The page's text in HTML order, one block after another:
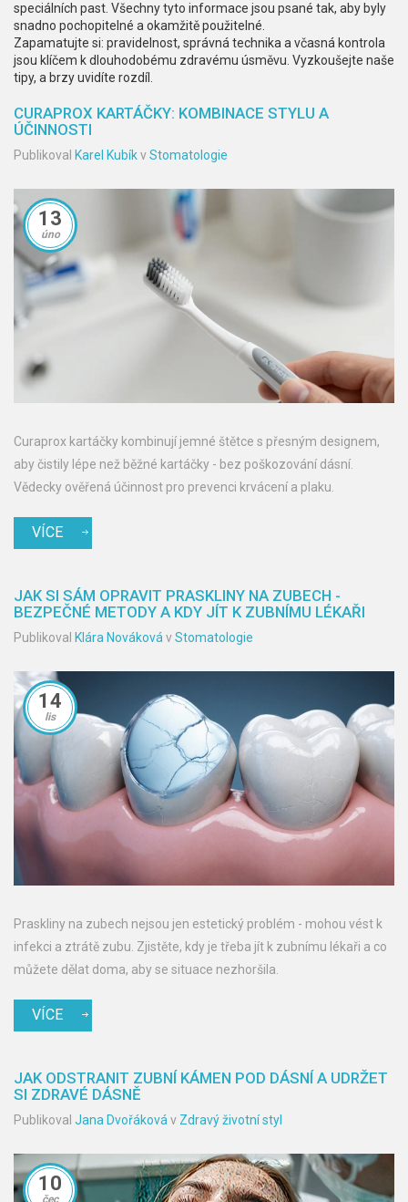
speciálních past. Všechny tyto informace jsou psané tak, aby byly
snadno pochopitelné a okamžitě použitelné.
Zapamatujte si: pravidelnost, správná technika a včasná kontrola
jsou klíčem k dlouhodobému zdravému úsměvu. Vyzkoušejte naše
tipy, a brzy uvidíte rozdíl.
CURAPROX KARTÁČKY: KOMBINACE STYLU A
ÚČINNOSTI
Publikoval Karel KubíkvStomatologie
13
úno
Curaprox kartáčky kombinují jemné štětce s přesným designem,
aby čistily lépe než běžné kartáčky - bez poškozování dásní.
Vědecky ověřená účinnost pro prevenci krvácení a plaku.
VÍCE
JAK SI SÁM OPRAVIT PRASKLINY NA ZUBECH -
BEZPEČNÉ METODY A KDY JÍT K ZUBNÍMU LÉKAŘI
Publikoval Klára Nováková vStomatologie
14
lis
Praskliny na zubech nejsou jen estetický problém - mohou vést k
infekci a ztrátě zubu. Zjistěte, kdy je třeba jít k zubnímu lékaři a co
můžete dělat doma, aby se situace nezhoršila.
VÍCE
JAK ODSTRANIT ZUBNÍ KÁMEN POD DÁSNÍ A UDRŽET
SI ZDRAVÉ DÁSNĚ
Publikoval Jana Dvořákováv Zdravý životní styl
10